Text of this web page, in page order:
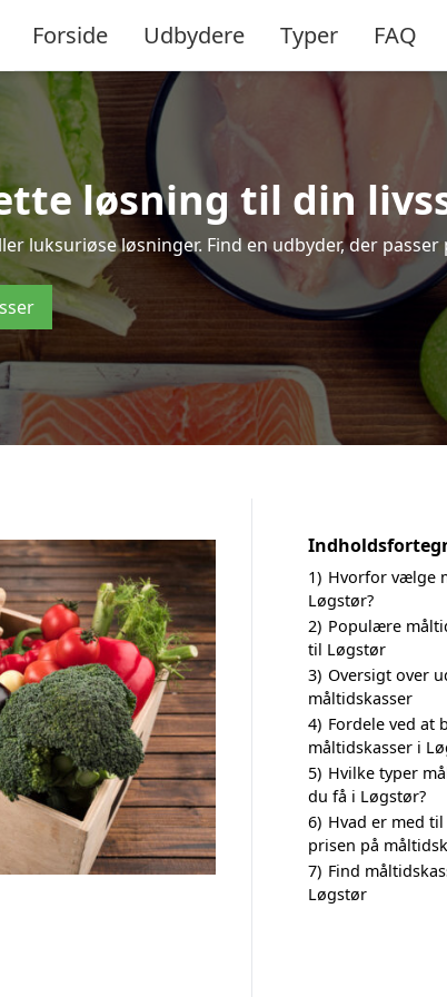
Forside Udbydere Typer FAQ
løsning til din
luksuriøse løsninger. Find en udbyder, der
1) Hvorfor vælge
Løgstør?
2) Populære
til Løgstør
3) Oversigt over
måltidskasser
4) Fordele ved at
måltidskasser i
5) Hvilke typer
du få i Løgstør?
6) Hvad er med
prisen på
7) Find
Løgstør